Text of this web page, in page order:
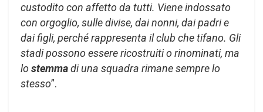
custodito con affetto da tutti. Viene indossato
con orgoglio, sulle divise, dai nonni, dai padri e
dai figli, perché rappresenta il club che tifano. Gli
stadi possono essere ricostruiti o rinominati, ma
lostemmadi una squadra rimane sempre lo
stesso”.